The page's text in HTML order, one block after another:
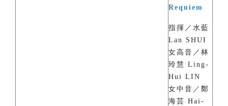
Requiem
指揮／水藍
Lan SHUI
女高音／林
玲慧 Ling-
Hui LIN
女中音／鄭
海芸 Hai-